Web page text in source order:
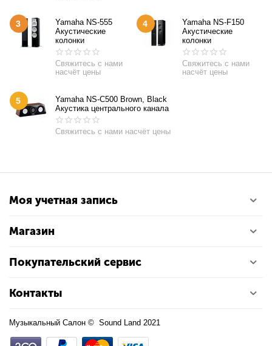
3
Yamaha NS-555
Акустические
колонки
Свяжитесь с нами
насчёт цены
4
Yamaha NS-F150
Акустические
колонки
Свяжитесь с нами
насчёт цены
5
Yamaha NS-C500 Brown, Black
Акустика центрального канала
Свяжитесь с нами насчёт цены
Моя учетная запись
Магазин
Покупательский сервис
Контакты
Музыкальный Салон © Sound Land 2021